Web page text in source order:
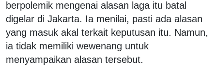
berpolemik mengenai alasan laga itu batal
digelar di Jakarta. Ia menilai, pasti ada alasan
yang masuk akal terkait keputusan itu. Namun,
ia tidak memiliki wewenang untuk
menyampaikan alasan tersebut.